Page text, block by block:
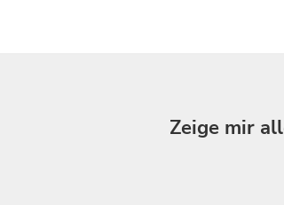
Zeige mir